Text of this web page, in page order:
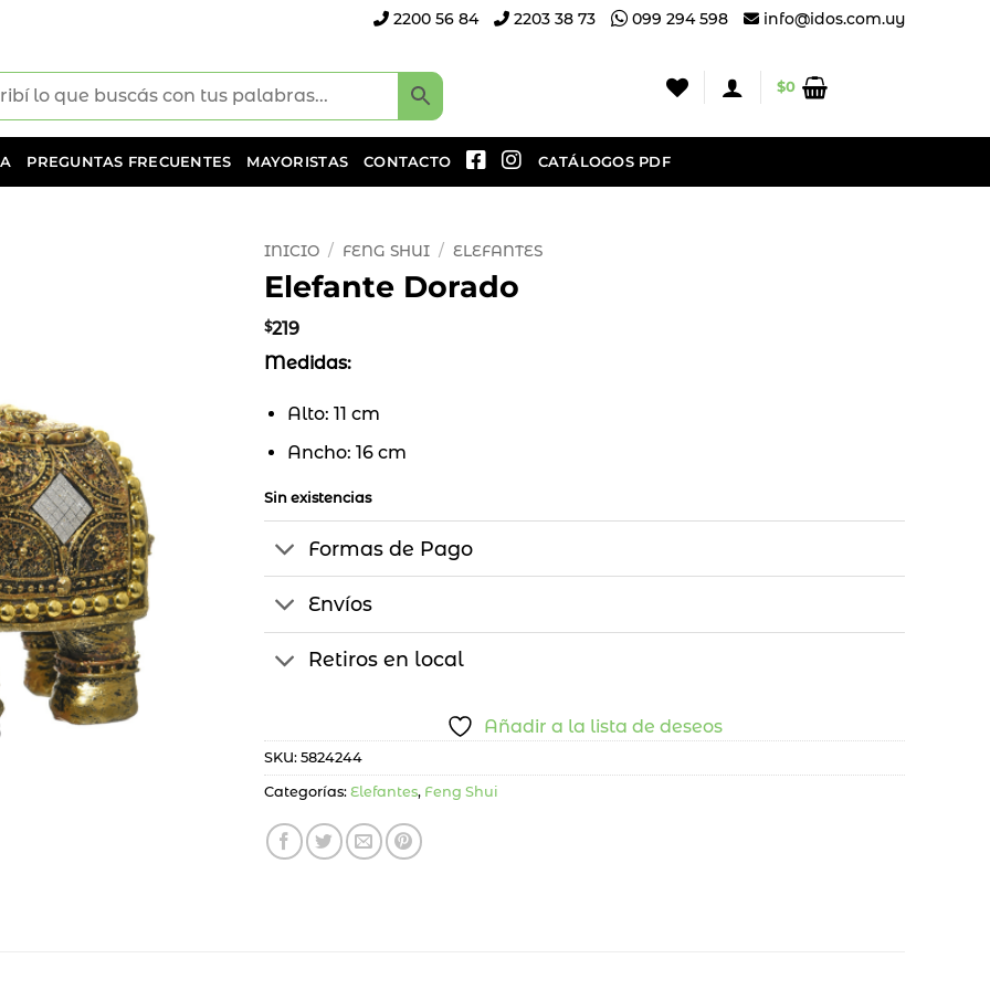
2200 56 84 2203 38 73 099 294 598 info@idos.com.uy
$0
PREGUNTAS FRECUENTES MAYORISTAS CONTACTO CATÁLOGOS PDF
INICIO / FENG SHUI / ELEFANTES
Elefante Dorado
$219
Medidas:
Alto: 11 cm
Ancho: 16 cm
Sin existencias
Formas de Pago
Envíos
Retiros en local
Añadir a la lista de deseos
SKU: 5824244
Categorías: Elefantes, Feng Shui